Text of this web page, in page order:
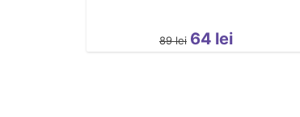
89 lei 64 lei